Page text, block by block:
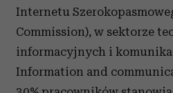
Internetu
Commission), w sektorze
informacyjnych i
Information and